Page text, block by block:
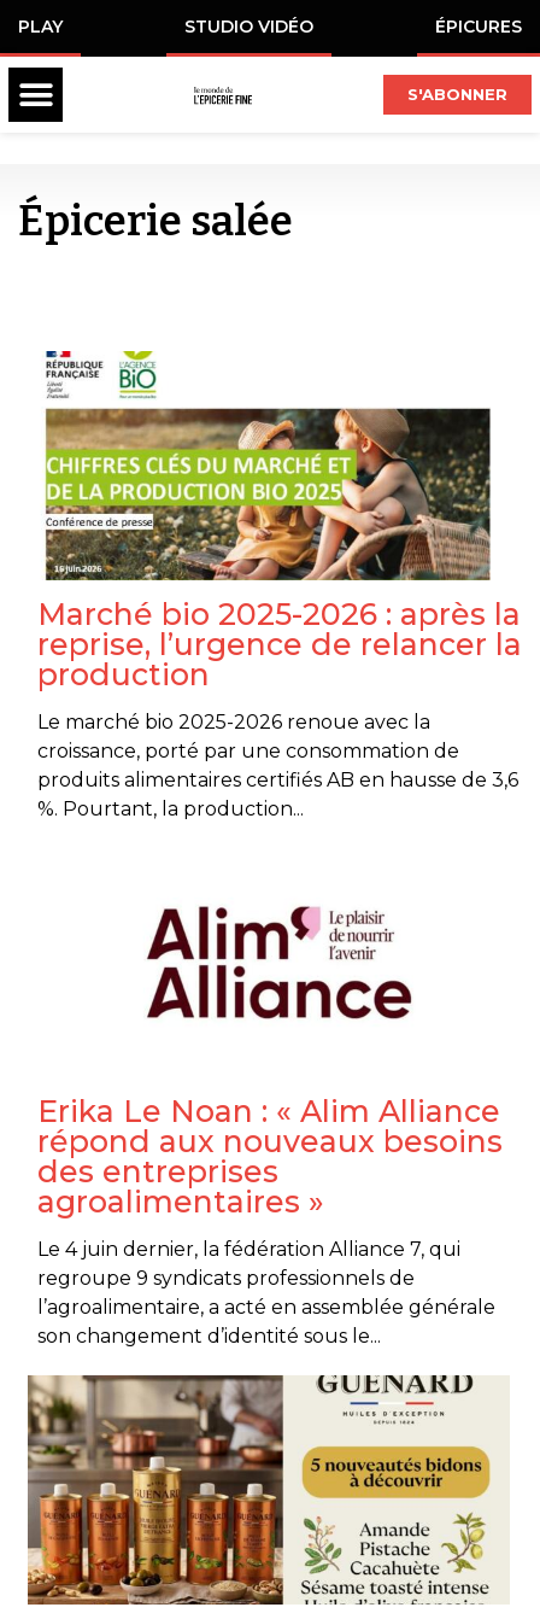
PLAY STUDIO VIDÉO ÉPICURES
S'ABONNER
Épicerie salée
Marché bio 2025-2026 : après la
reprise, l’urgence de relancer la
production
Le marché bio 2025-2026 renoue avec la
croissance, porté par une consommation de
produits alimentaires certifiés AB en hausse de 3,6
%. Pourtant, la production...
Erika Le Noan : « Alim Alliance
répond aux nouveaux besoins
des entreprises
agroalimentaires »
Le 4 juin dernier, la fédération Alliance 7, qui
regroupe 9 syndicats professionnels de
l’agroalimentaire, a acté en assemblée générale
son changement d’identité sous le...